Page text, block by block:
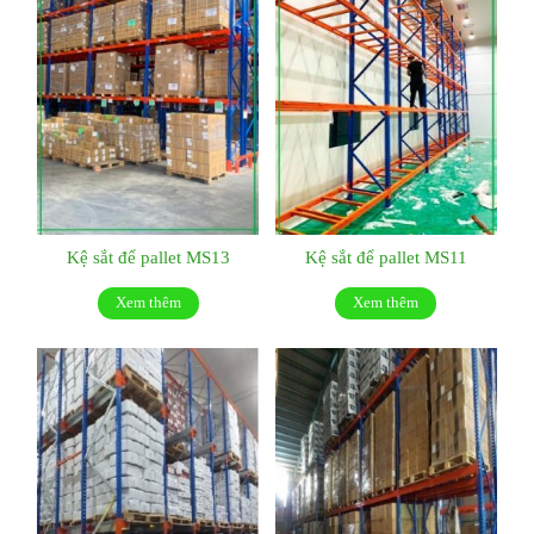
Kệ sắt để pallet MS13
Xem thêm
Kệ sắt để pallet MS11
Xem thêm